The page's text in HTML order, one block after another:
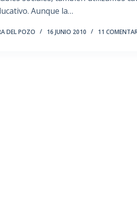
Aunque la…
DEL POZO 16 JUNIO 2010 11